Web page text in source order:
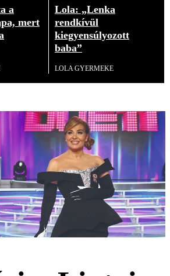
a
mert
Lola: „Lenka
rendkívül
kiegyensúlyozott
baba”
LOLA GYERMEKE